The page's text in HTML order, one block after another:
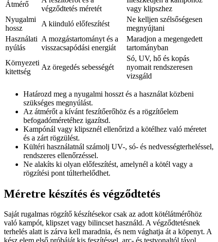
Átmérő
végződtetés méretét
vagy klipszhez
Nyugalmi
hossz
A kiinduló előfeszítést
Ne kelljen szélsőségesen
megnyújtani
Használati
nyúlás
A mozgástartományt és a
visszacsapódási energiát
Maradjon a megengedett
tartományban
Környezeti
kitettség
Az öregedés sebességét
Só, UV, hő és kopás
nyomait rendszeresen
vizsgáld
Határozd meg a nyugalmi hosszt és a használat közbeni
szükséges megnyúlást.
Az átmérőt a kívánt feszítőerőhöz és a rögzítőelem
befogadóméretéhez igazítsd.
Kampónál vagy klipsznél ellenőrizd a kötélhez való méretet
és a zárt rögzülést.
Kültéri használatnál számolj UV-, só- és nedvességterheléssel,
rendszeres ellenőrzéssel.
Ne alakíts ki olyan előfeszítést, amelynél a kötél vagy a
rögzítési pont túlterhelődhet.
Méretre készítés és végződtetés
Saját rugalmas rögzítő készítésekor csak az adott kötélátmérőhöz
való kampót, klipszet vagy bilincset használd. A végződtetésnek
terhelés alatt is zárva kell maradnia, és nem vághatja át a köpenyt. A